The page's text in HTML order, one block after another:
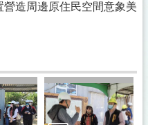
造周邊原住民空間意象美